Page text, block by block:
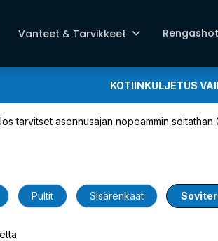
Vanteet & Tarvikkeet
KOTIINKULJETUS
tarvitset asennusajan nopeammin soitathan
Pultit Sisärenkaat